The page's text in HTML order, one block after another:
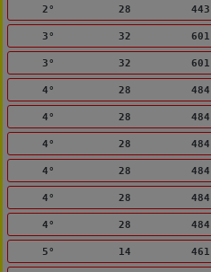
2° 28 443
3° 32 601
3° 32 601
4° 28 484
4° 28 484
4° 28 484
4° 28 484
4° 28 484
4° 28 484
5° 14 461